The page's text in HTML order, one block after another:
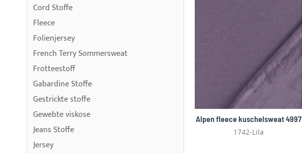
Alpen fleece kuschelsweat 4997
1742-Lila
Cord Stoffe
Fleece
Folienjersey
French Terry Sommersweat
Frotteestoff
Gabardine Stoffe
Gestrickte stoffe
Gewebte viskose
Jeans Stoffe
Jersey